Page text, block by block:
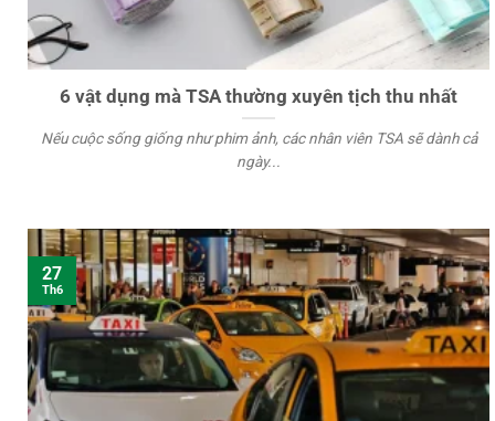
6 vật dụng mà TSA thường xuyên tịch thu nhất
Nếu cuộc sống giống như phim ảnh, các nhân viên TSA sẽ dành cả
ngày...
27
Th6